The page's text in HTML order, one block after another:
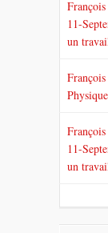
11-
un
11-
un